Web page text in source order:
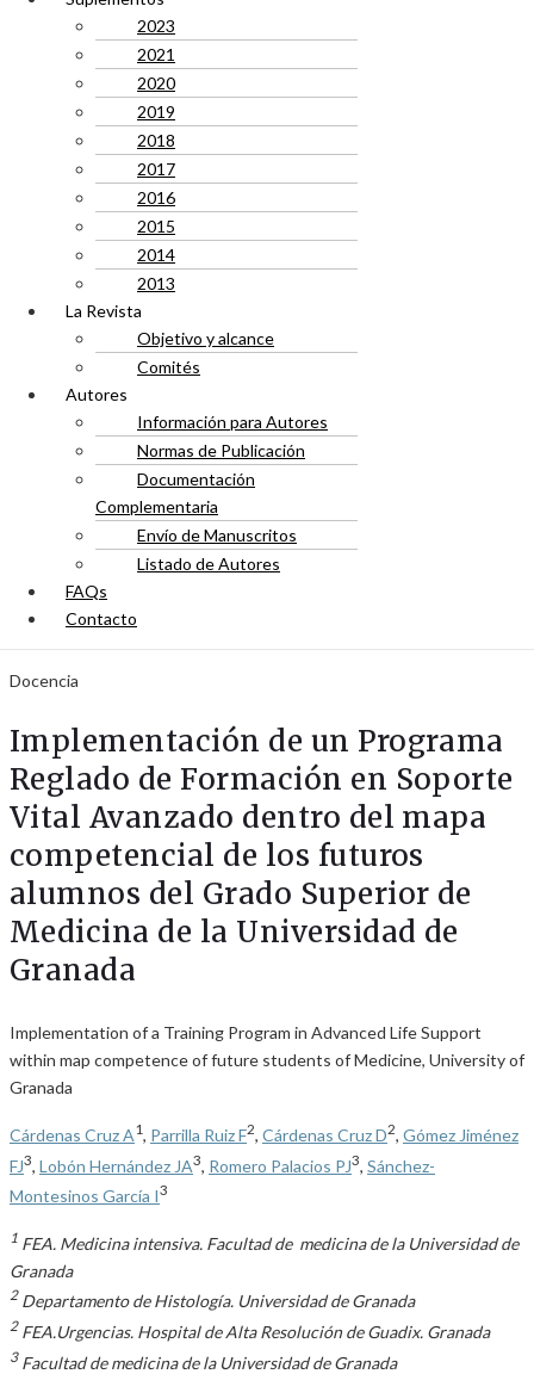
2023
2021
2020
2019
2018
2017
2016
2015
2014
2013
La Revista
Objetivo y alcance
Comités
Autores
Información para Autores
Normas de Publicación
Documentación
Complementaria
Envío de Manuscritos
Listado de Autores
FAQs
Contacto
Docencia
Implementación de un Programa
Reglado de Formación en Soporte
Vital Avanzado dentro del mapa
competencial de los futuros
alumnos del Grado Superior de
Medicina de la Universidad de
Granada
Implementation of a Training Program in Advanced Life Support
within map competence of future students of Medicine, University of
Granada
Cárdenas Cruz A1, Parrilla Ruiz F2, Cárdenas Cruz D2, Gómez Jiménez
FJ3 Lobón Hernández JA3 Romero Palacios PJ3 Sánchez-
Montesinos García I3
1 FEA. Medicina intensiva. Facultad de medicina de la Universidad de
Granada
2Departamento de Histología. Universidad de Granada
2FEA.Urgencias. Hospital de Alta Resolución de Guadix. Granada
3Facultad de medicina de la Universidad de Granada